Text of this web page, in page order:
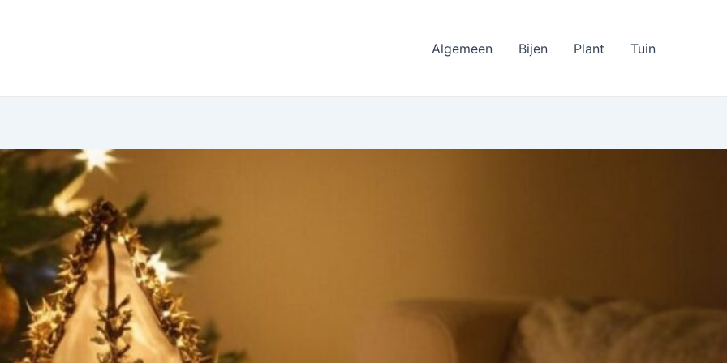
Algemeen Bijen Plant Tuin